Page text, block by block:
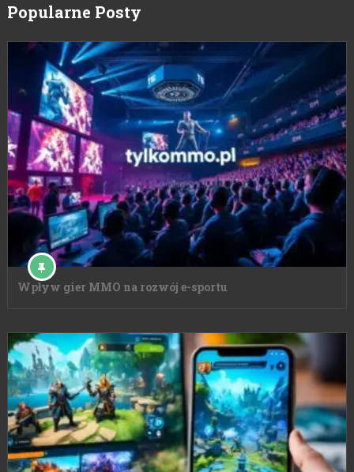
Popularne Posty
Wpływ gier MMO na rozwój e-sportu